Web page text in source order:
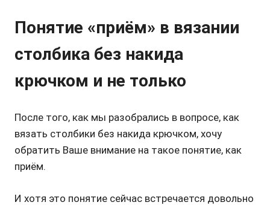
Понятие «приём» в вязании
столбика без накида
крючком и не только
После того, как мы разобрались в вопросе, как
вязать столбики без накида крючком, хочу
обратить Ваше внимание на такое понятие, как
приём.
И хотя это понятие сейчас встречается довольно